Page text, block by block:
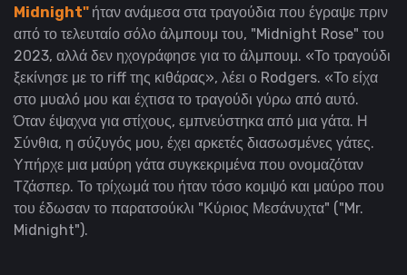
Midnight" ήταν ανάμεσα στα τραγούδια που έγραψε πριν
από το τελευταίο σόλο άλμπουμ του, "Midnight Rose" του
2023, αλλά δεν ηχογράφησε για το άλμπουμ. «Το τραγούδι
ξεκίνησε με το riff της κιθάρας», λέει ο Rodgers. «Το είχα
στο μυαλό μου και έχτισα το τραγούδι γύρω από αυτό.
Όταν έψαχνα για στίχους, εμπνεύστηκα από μια γάτα. Η
Σύνθια, η σύζυγός μου, έχει αρκετές διασωσμένες γάτες.
Υπήρχε μια μαύρη γάτα συγκεκριμένα που ονομαζόταν
Τζάσπερ. Το τρίχωμά του ήταν τόσο κομψό και μαύρο που
του έδωσαν το παρατσούκλι "Κύριος Μεσάνυχτα" ("Mr.
Midnight").